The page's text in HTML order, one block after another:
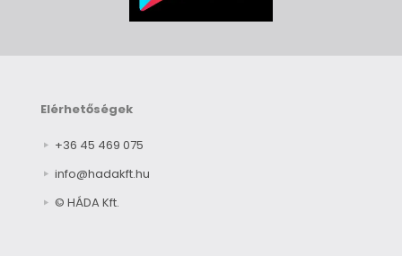
Elérhetőségek
+36 45 469 075
info@hadakft.hu
© HÁDA Kft.